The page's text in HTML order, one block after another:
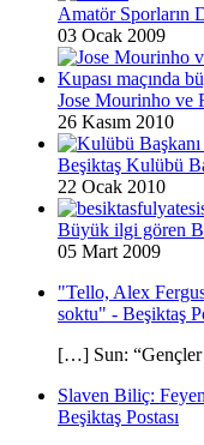
Amatör Sporların
03 Ocak 2009
Jose Mourinho ve
26 Kasım 2010
Beşiktaş Kulübü
22 Ocak 2010
Büyük ilgi gören
05 Mart 2009
"Tello, Alex
soktu" - Beşiktaş
[…] Sun: “Gençler
Slaven Biliç:
Beşiktaş Postası